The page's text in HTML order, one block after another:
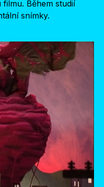
Během studií
snímky.